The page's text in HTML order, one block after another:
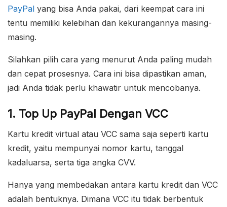
PayPal yang bisa Anda pakai, dari keempat cara ini
tentu memiliki kelebihan dan kekurangannya masing-
masing.
Silahkan pilih cara yang menurut Anda paling mudah
dan cepat prosesnya. Cara ini bisa dipastikan aman,
jadi Anda tidak perlu khawatir untuk mencobanya.
1. Top Up PayPal Dengan VCC
Kartu kredit virtual atau VCC sama saja seperti kartu
kredit, yaitu mempunyai nomor kartu, tanggal
kadaluarsa, serta tiga angka CVV.
Hanya yang membedakan antara kartu kredit dan VCC
adalah bentuknya. Dimana VCC itu tidak berbentuk